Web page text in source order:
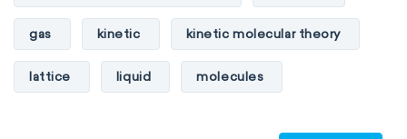
gas kinetic kinetic molecular theory
lattice liquid molecules